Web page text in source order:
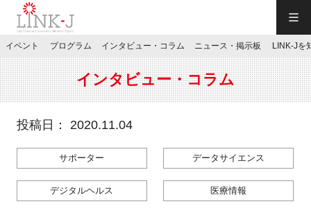
JP／EN
特別会員専用メニュー
イベント プログラム インタビュー・コラム ニュース・掲示板 LINK-Jを
インタビュー・コラム
投稿日： 2020.11.04
サポーター データサイエンス
デジタルヘルス 医療情報